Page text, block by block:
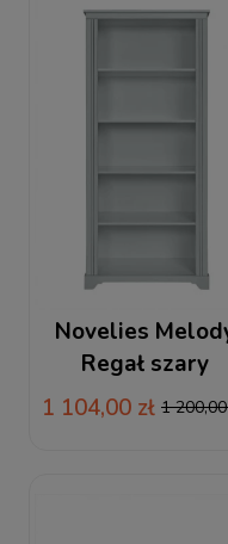
Novelies
Regał szary
1 104,00 zł 1 200,00